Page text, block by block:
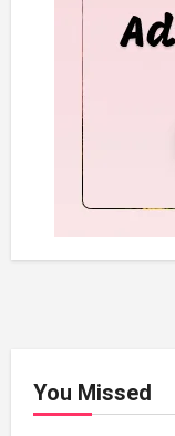
You Missed